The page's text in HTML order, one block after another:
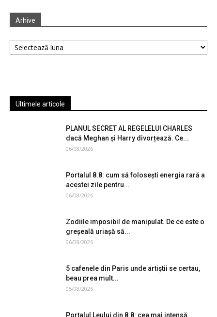
Arhive
Arhive
Ultimele articole
PLANUL SECRET AL REGELELUI CHARLES
dacă Meghan și Harry divorțează. Ce...
06/08/2026
Portalul 8.8: cum să folosești energia rară a
acestei zile pentru...
06/08/2026
Zodiile imposibil de manipulat. De ce este o
greșeală uriașă să...
06/08/2026
5 cafenele din Paris unde artiștii se certau,
beau prea mult...
05/08/2026
Portalul Leului din 8.8: cea mai intensă